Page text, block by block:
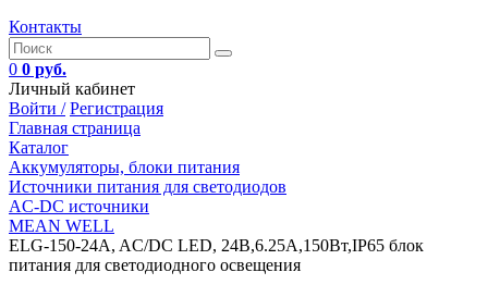
Контакты
0 0 руб.
Личный кабинет
Войти / Регистрация
Главная страница
Каталог
Аккумуляторы, блоки питания
Источники питания для светодиодов
AC-DC источники
MEAN WELL
ELG-150-24A, AC/DC LED, 24В,6.25А,150Вт,IP65 блок
питания для светодиодного освещения